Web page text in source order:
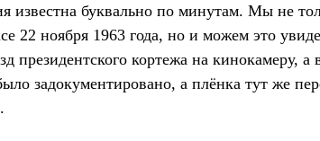
известна буквально по минутам. Мы не
22 ноября 1963 года, но и можем это
президентского кортежа на кинокамеру, а
задокументировано, а плёнка тут же